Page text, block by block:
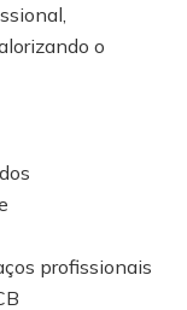
o
profissionais